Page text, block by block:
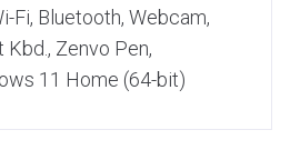
Fi, Bluetooth, Webcam,
Kbd., Zenvo Pen,
11 Home (64-bit)